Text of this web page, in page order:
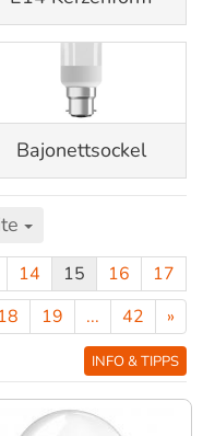
Bajonettsockel
14 15 16
17
18
19 ... 42 »
INFO & TIPPS